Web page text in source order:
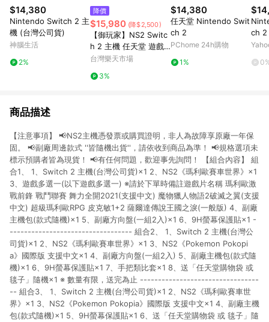
$14,380
Nintendo Switch 2 主
機 (台灣公司貨)
神腦生活
2%
降價
$15,980 (降$2,500)
【御玩家】NS2 Switc
h 2 主機 任天堂 遊戲
主機 瑪利歐賽車世界
台灣樂天市場
3%
$14,380
任天堂 Nintendo Swit
ch 2
PChome 24h購物
1%
ch 2
司貨
商品描述
【注意事項】 📢NS2主機憑發票或購買證明，非人為故障享原廠一年保
固。 📢副廠周邊款式 ''皆隨機出貨''，請依收到商品為準！ 📢規格選項未
標示預購者皆為現貨！ 📢有任何問題，歡迎事先詢問！ 【組合內容】 組
合1、 1、Switch 2 主機(台灣公司貨)×1 2、NS2《瑪利歐賽車世界》×1
3、遊戲多選一(以下遊戲多選一) ※請於下單時備註遊戲片名稱 瑪利歐激
戰前鋒 戰鬥聯賽 舞力全開2021(支援中文) 魔物獵人物語2破滅之翼(支援
中文) 超級瑪利歐RPG 皮克敏1+2 薩爾達傳說王國之淚(一般版) 4、副廠
主機包(款式隨機)×1 5、副廠方向盤(一組2入)×1 6、9H螢幕保護貼×1 -
---------------------------------- 組合2、 1、Switch 2 主機(台灣公
司貨)×1 2、NS2《瑪利歐賽車世界》×1 3、NS2《Pokemon Pokopi
a》國際版 支援中文×1 4、副廠方向盤(一組2入) 5、副廠主機包(款式隨
機)×1 6、9H螢幕保護貼×1 7、手把類比套×1 8、送「任天堂購物袋 或
毯子」隨機×1 ※ 數量有限，送完為止 ---------------------------------
-- 組合3、 1、Switch 2 主機(台灣公司貨)×1 2、NS2《瑪利歐賽車世
界》×1 3、NS2《Pokemon Pokopia》國際版 支援中文×1 4、副廠主機
包(款式隨機)×1 5、9H螢幕保護貼×1 6、送「任天堂購物袋 或 毯子」隨